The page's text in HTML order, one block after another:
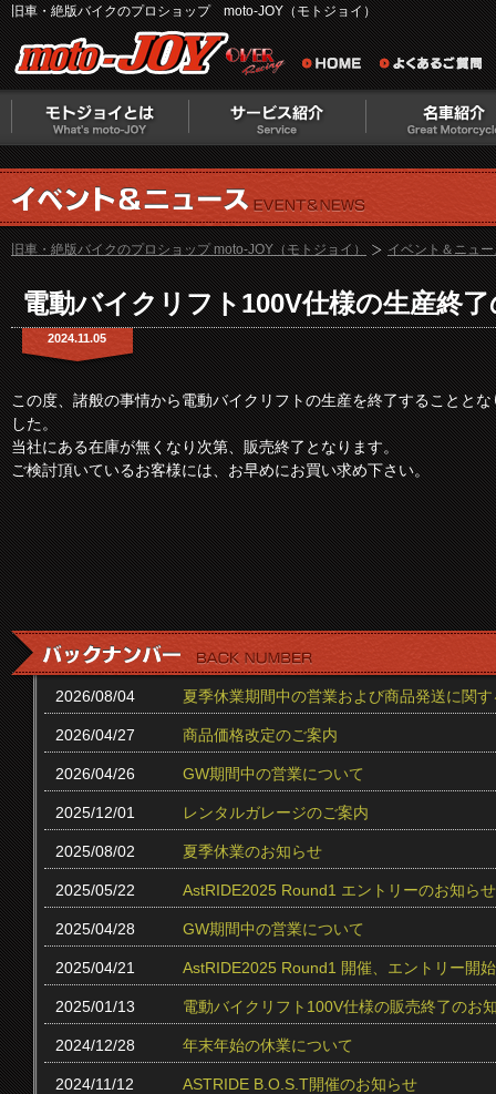
旧車・絶版バイクのプロショップ moto-JOY（モトジョイ）
旧車・絶版バイクのプロショップ moto-JOY（モトジョイ） イベント＆ニュ
電動バイクリフト100V仕様の生産終
2024.11.05
この度、諸般の事情から電動バイクリフトの生産を終了することとな
した。
当社にある在庫が無くなり次第、販売終了となります。
ご検討頂いているお客様には、お早めにお買い求め下さい。
2026/08/04 夏季休業期間中の営業および商品発送に関
2026/04/27 商品価格改定のご案内
2026/04/26 GW期間中の営業について
2025/12/01 レンタルガレージのご案内
2025/08/02 夏季休業のお知らせ
2025/05/22 AstRIDE2025 Round1 エントリーのお知らせ
2025/04/28 GW期間中の営業について
2025/04/21 AstRIDE2025 Round1 開催、エントリー開
2025/01/13 電動バイクリフト100V仕様の販売終了のお
2024/12/28 年末年始の休業について
2024/11/12 ASTRIDE B.O.S.T開催のお知らせ